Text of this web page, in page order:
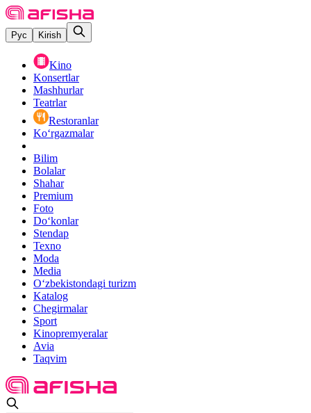
Рус Kirish
Kino
Konsertlar
Mashhurlar
Teatrlar
Restoranlar
Ko‘rgazmalar
Bilim
Bolalar
Shahar
Premium
Foto
Do‘konlar
Stendap
Texno
Moda
Media
O‘zbekistondagi turizm
Katalog
Chegirmalar
Sport
Kinopremyeralar
Avia
Taqvim